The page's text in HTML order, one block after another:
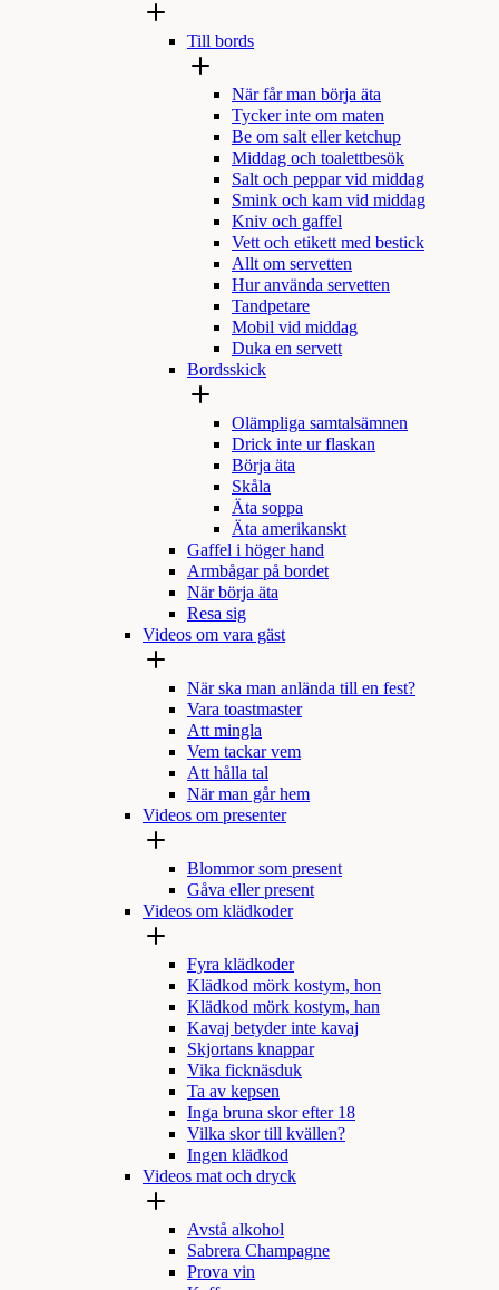
Till bords
När får man börja äta
Tycker inte om maten
Be om salt eller ketchup
Middag och toalettbesök
Salt och peppar vid middag
Smink och kam vid middag
Kniv och gaffel
Vett och etikett med bestick
Allt om servetten
Hur använda servetten
Tandpetare
Mobil vid middag
Duka en servett
Bordsskick
Olämpliga samtalsämnen
Drick inte ur flaskan
Börja äta
Skåla
Äta soppa
Äta amerikanskt
Gaffel i höger hand
Armbågar på bordet
När börja äta
Resa sig
Videos om vara gäst
När ska man anlända till en fest?
Vara toastmaster
Att mingla
Vem tackar vem
Att hålla tal
När man går hem
Videos om presenter
Blommor som present
Gåva eller present
Videos om klädkoder
Fyra klädkoder
Klädkod mörk kostym, hon
Klädkod mörk kostym, han
Kavaj betyder inte kavaj
Skjortans knappar
Vika ficknäsduk
Ta av kepsen
Inga bruna skor efter 18
Vilka skor till kvällen?
Ingen klädkod
Videos mat och dryck
Avstå alkohol
Sabrera Champagne
Prova vin